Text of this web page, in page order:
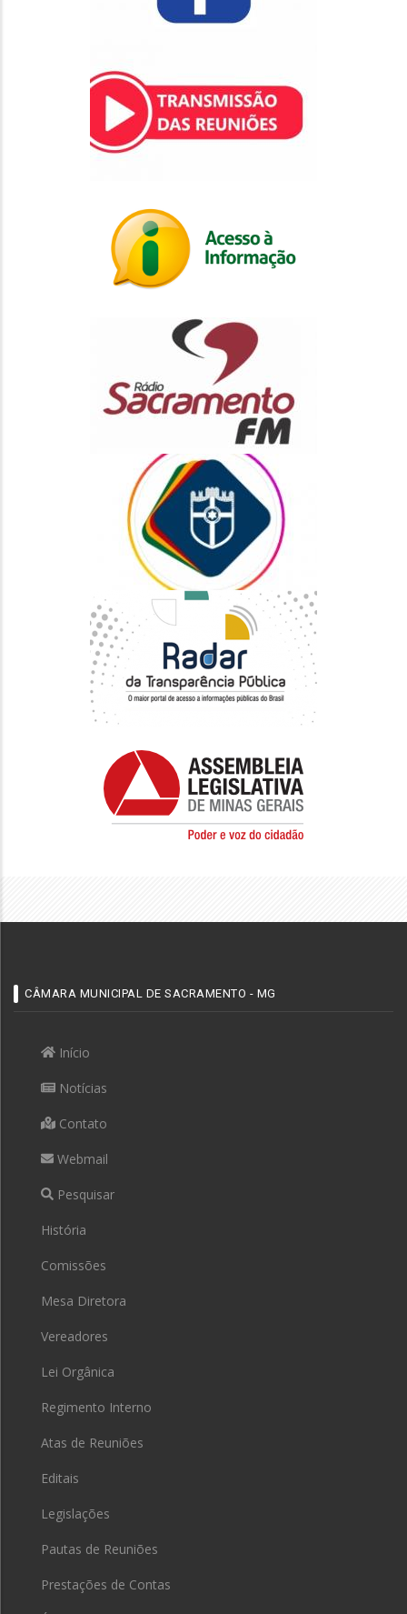
CÂMARA MUNICIPAL DE SACRAMENTO - MG
Início
Notícias
Contato
Webmail
Pesquisar
História
Comissões
Mesa Diretora
Vereadores
Lei Orgânica
Regimento Interno
Atas de Reuniões
Editais
Legislações
Pautas de Reuniões
Prestações de Contas